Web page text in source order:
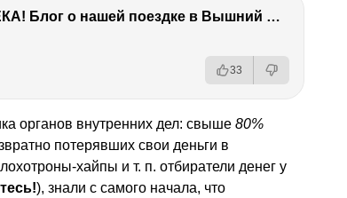
ТЫ УДИВИШЬСЯ СИЛЕ ЭТО ЧЕЛОВЕКА! Блог о нашей поездке в Вышний Волочек
33
органов внутренних дел: свыше 80%
потерявших свои деньги в
хайпы и т. п. отбиратели денег у
), знали с самого начала, что